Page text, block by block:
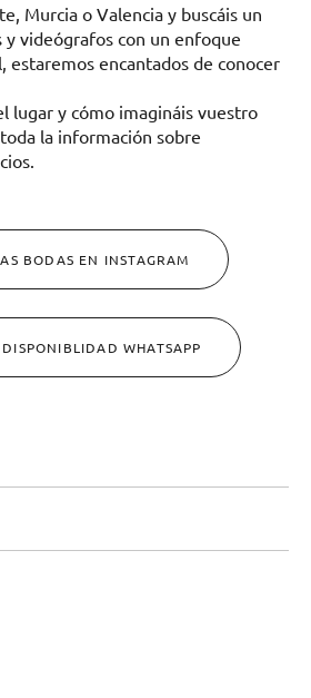
Murcia o Valencia y buscáis un
videógrafos con un enfoque
estaremos encantados de conocer
lugar y cómo imagináis vuestro
la información sobre
BODAS EN INSTAGRAM
DISPONIBLIDAD WHATSAPP